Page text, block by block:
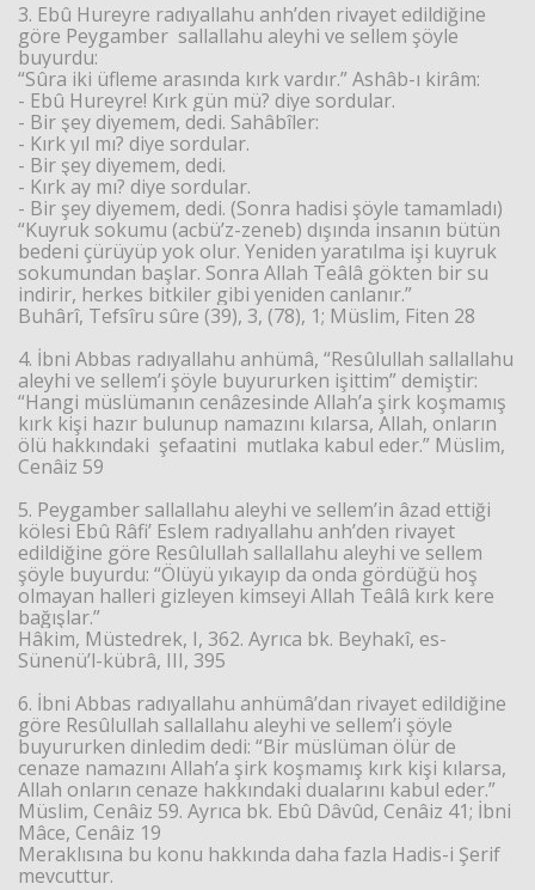
3. Ebû Hureyre radıyallahu anh’den rivayet edildiğine
göre Peygamber sallallahu aleyhi ve sellem şöyle
buyurdu:
“Sûra iki üfleme arasında kırk vardır.” Ashâb-ı kirâm:
- Ebû Hureyre! Kırk gün mü? diye sordular.
- Bir şey diyemem, dedi. Sahâbîler:
- Kırk yıl mı? diye sordular.
- Bir şey diyemem, dedi.
- Kırk ay mı? diye sordular.
- Bir şey diyemem, dedi. (Sonra hadisi şöyle tamamladı)
“Kuyruk sokumu (acbü’z-zeneb) dışında insanın bütün
bedeni çürüyüp yok olur. Yeniden yaratılma işi kuyruk
sokumundan başlar. Sonra Allah Teâlâ gökten bir su
indirir, herkes bitkiler gibi yeniden canlanır.”
Buhârî, Tefsîru sûre (39), 3, (78), 1; Müslim, Fiten 28
4. İbni Abbas radıyallahu anhümâ, “Resûlullah sallallahu
aleyhi ve sellem’i şöyle buyururken işittim” demiştir:
“Hangi müslümanın cenâzesinde Allah’a şirk koşmamış
kırk kişi hazır bulunup namazını kılarsa, Allah, onların
ölü hakkındaki şefaatini mutlaka kabul eder.” Müslim,
Cenâiz 59
5. Peygamber sallallahu aleyhi ve sellem’in âzad ettiği
kölesi Ebû Râfi’ Eslem radıyallahu anh’den rivayet
edildiğine göre Resûlullah sallallahu aleyhi ve sellem
şöyle buyurdu: “Ölüyü yıkayıp da onda gördüğü hoş
olmayan halleri gizleyen kimseyi Allah Teâlâ kırk kere
bağışlar.”
Hâkim, Müstedrek, I, 362. Ayrıca bk. Beyhakî, es-
Sünenü’l-kübrâ, III, 395
6. İbni Abbas radıyallahu anhümâ’dan rivayet edildiğine
göre Resûlullah sallallahu aleyhi ve sellem’i şöyle
buyururken dinledim dedi: “Bir müslüman ölür de
cenaze namazını Allah’a şirk koşmamış kırk kişi kılarsa,
Allah onların cenaze hakkındaki dualarını kabul eder.”
Müslim, Cenâiz 59. Ayrıca bk. Ebû Dâvûd, Cenâiz 41; İbni
Mâce, Cenâiz 19
Meraklısına bu konu hakkında daha fazla Hadis-i Şerif
mevcuttur.